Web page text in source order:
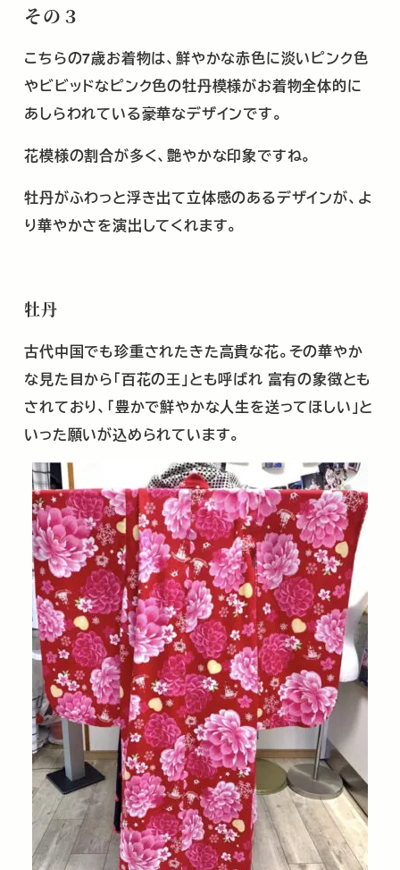
その３
こちらの7歳お着物は、鮮やかな赤色に淡いピンク色
やビビッドなピンク色の牡丹模様がお着物全体的に
あしらわれている豪華なデザインです。
花模様の割合が多く、艶やかな印象ですね。
牡丹がふわっと浮き出て立体感のあるデザインが、よ
り華やかさを演出してくれます。
牡丹
古代中国でも珍重されたきた高貴な花。その華やか
な見た目から「百花の王」とも呼ばれ 富有の象徴とも
されており、「豊かで鮮やかな人生を送ってほしい」と
いった願いが込められています。